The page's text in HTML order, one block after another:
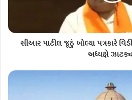
સીઆર પાટીલ જૂઠું બોલ્યા પત્રકારે
અધ્યક્ષે